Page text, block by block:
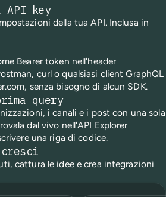
key
della tua API. Inclusa in
Bearer token nell'header
curl o qualsiasi client GraphQL
senza bisogno di alcun SDK.
query
i canali e i post con una sola
dal vivo nell'API Explorer
una riga di codice.
cattura le idee e crea integrazioni